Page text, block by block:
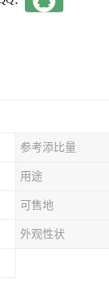
参考添比量
用途
可售地
外观性状